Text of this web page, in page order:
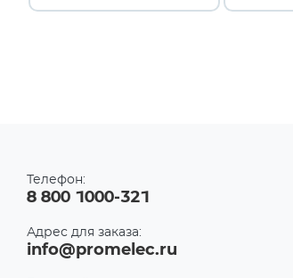
Телефон:
8 800 1000-321
Адрес для заказа:
info@promelec.ru